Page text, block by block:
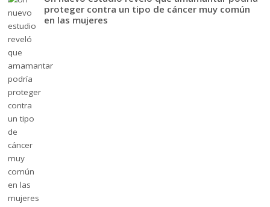
proteger contra un tipo de cáncer muy común
en las mujeres